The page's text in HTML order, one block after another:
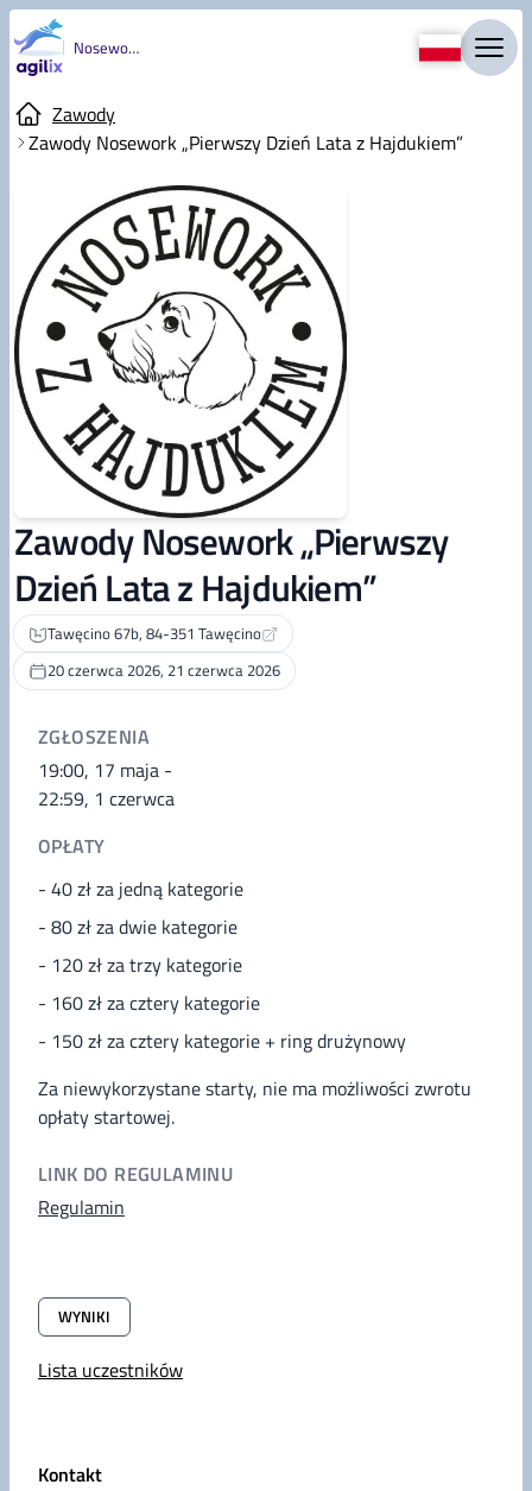
Nosework
Zawody
Zawody Nosework „Pierwszy Dzień Lata z Hajdukiem”
Zawody Nosework „Pierwszy
Dzień Lata z Hajdukiem”
Tawęcino 67b, 84-351 Tawęcino
20 czerwca 2026, 21 czerwca 2026
ZGŁOSZENIA
19:00, 17 maja -
22:59, 1 czerwca
OPŁATY
- 40 zł za jedną kategorie
- 80 zł za dwie kategorie
- 120 zł za trzy kategorie
- 160 zł za cztery kategorie
- 150 zł za cztery kategorie + ring drużynowy
Za niewykorzystane starty, nie ma możliwości zwrotu
opłaty startowej.
LINK DO REGULAMINU
Regulamin
WYNIKI
Lista uczestników
Kontakt